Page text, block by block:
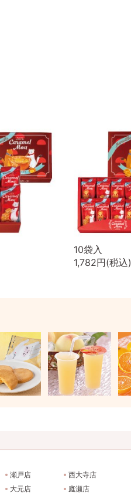
10袋入
1,782円(税込)
瀬戸店
西大寺店
大元店 庭瀬店